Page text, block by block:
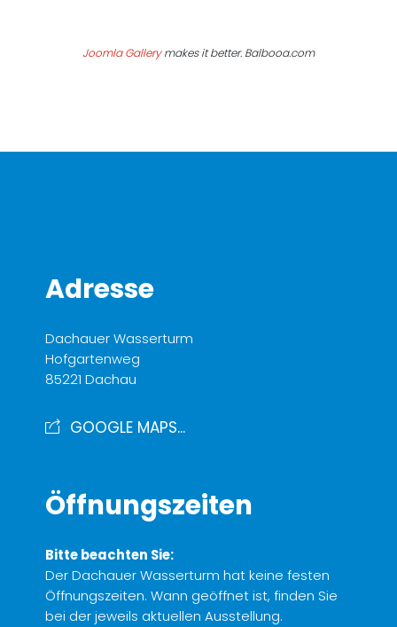
Joomla Gallerymakes it better. Balbooa.com
Adresse
Dachauer Wasserturm
Hofgartenweg
85221 Dachau
GOOGLE MAPS...
Öffnungszeiten
Bitte beachten Sie:
Der Dachauer Wasserturm hat keine festen
Öffnungszeiten. Wann geöffnet ist, finden Sie
bei der jeweils aktuellen Ausstellung.